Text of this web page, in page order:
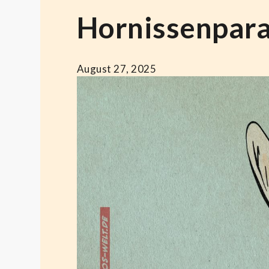
August 27, 2025